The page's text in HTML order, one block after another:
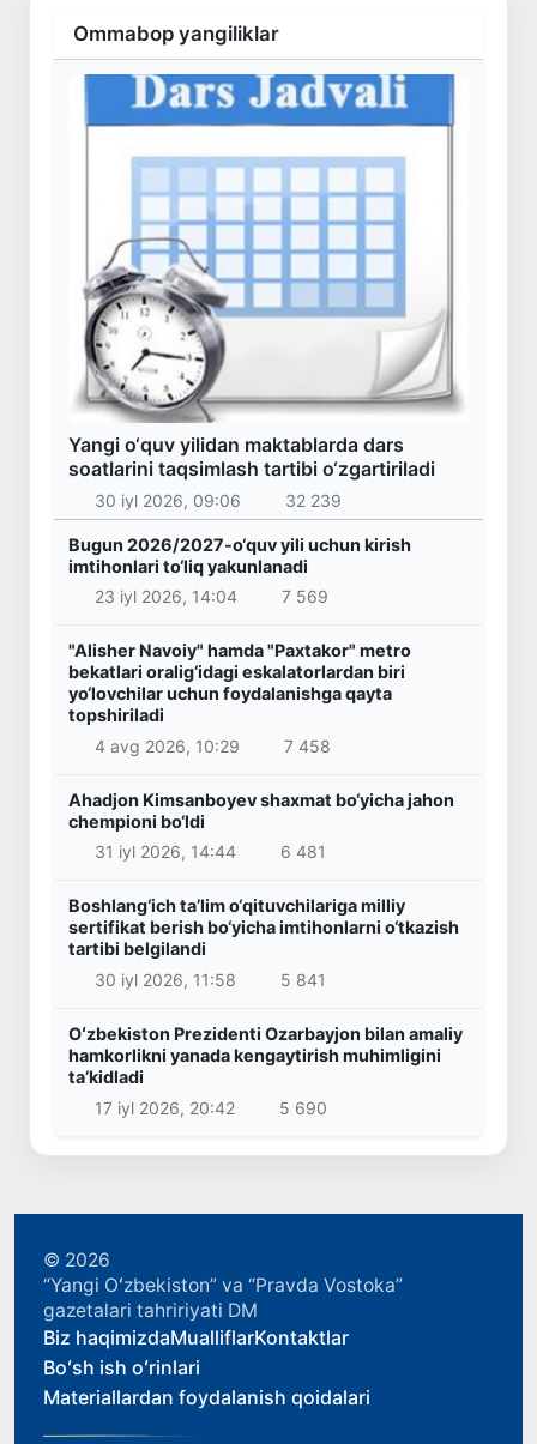
Ommabop yangiliklar
Yangi o‘quv yilidan maktablarda dars
soatlarini taqsimlash tartibi o‘zgartiriladi
30 iyl 2026, 09:06 32 239
Bugun 2026/2027-o‘quv yili uchun kirish
imtihonlari to‘liq yakunlanadi
23 iyl 2026, 14:04
7 569
"Alisher Navoiy" hamda "Paxtakor" metro
bekatlari oralig‘idagi eskalatorlardan biri
yo‘lovchilar uchun foydalanishga qayta
topshiriladi
4 avg 2026, 10:29
7 458
Ahadjon Kimsanboyev shaxmat bo‘yicha jahon
chempioni bo‘ldi
31 iyl 2026, 14:44
6 481
Boshlang‘ich ta’lim o‘qituvchilariga milliy
sertifikat berish bo‘yicha imtihonlarni o‘tkazish
tartibi belgilandi
30 iyl 2026, 11:58
5 841
Oʻzbekiston Prezidenti Ozarbayjon bilan amaliy
hamkorlikni yanada kengaytirish muhimligini
taʼkidladi
17 iyl 2026, 20:42
5 690
© 2026
“Yangi Oʻzbekiston” va “Pravda Vostoka”
gazetalari tahririyati DM
Biz haqimizdaMualliflarKontaktlar
Boʻsh ish oʻrinlari
Materiallardan foydalanish qoidalari